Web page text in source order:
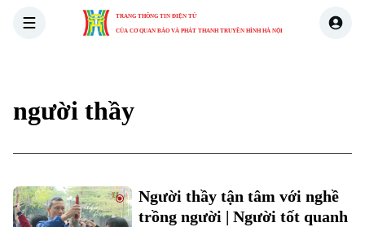
TRANG THÔNG TIN ĐIỆN TỬ
CỦA CƠ QUAN BÁO VÀ PHÁT THANH TRUYỀN HÌNH HÀ NỘI
người thầy
Người thầy tận tâm với nghề
trồng người | Người tốt quanh